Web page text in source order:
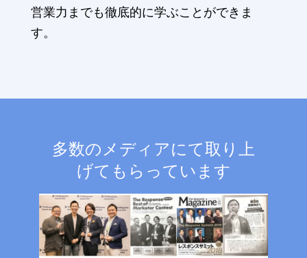
営業力までも徹底的に学ぶことができま
す。
多数のメディアにて取り上
げてもらっています